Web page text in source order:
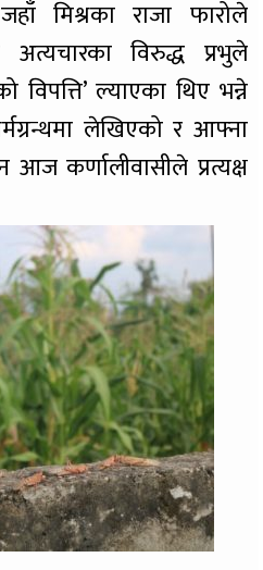
मिश्रका राजा फारोले
अत्यचारका विरुद्ध प्रभुले
विपत्ति’ ल्याएका थिए भन्ने
लेखिएको र आफ्ना
कर्णालीवासीले प्रत्यक्ष